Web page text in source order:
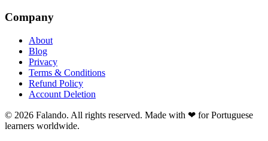
Company
About
Blog
Privacy
Terms & Conditions
Refund Policy
Account Deletion
© 2026 Falando. All rights reserved. Made with ❤ for Portuguese
learners worldwide.